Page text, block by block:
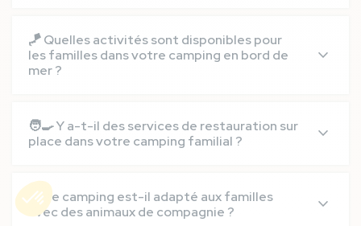
tous les profils de familles, notamment :
Mobil-homes spacieux et entièrement
Locations Premium
Emplacements de camping ombragés
🪁 Quelles activités sont disponibles pour
les familles dans votre camping en bord de
mer ?
familiales, notamment :
Jeux et soirées à thème
Parc aquatique avec toboggans et piscines
Activités sportives en pleine nature
🧑‍🍳 Y a-t-il des services de restauration sur
place dans votre camping familial ?
déguster des plats préparés avec des produits
locaux, ainsi qu'une épicerie pour vos courses
quotidiennes.
🐾 Le camping est-il adapté aux familles
avec des animaux de compagnie ?